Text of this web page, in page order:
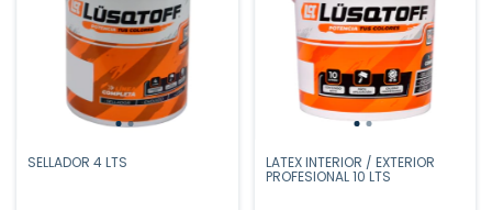
SELLADOR 4 LTS LATEX INTERIOR / EXTERIOR
PROFESIONAL 10 LTS